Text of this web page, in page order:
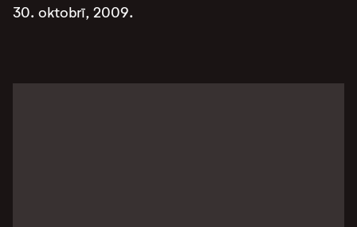
30. oktobrī, 2009.